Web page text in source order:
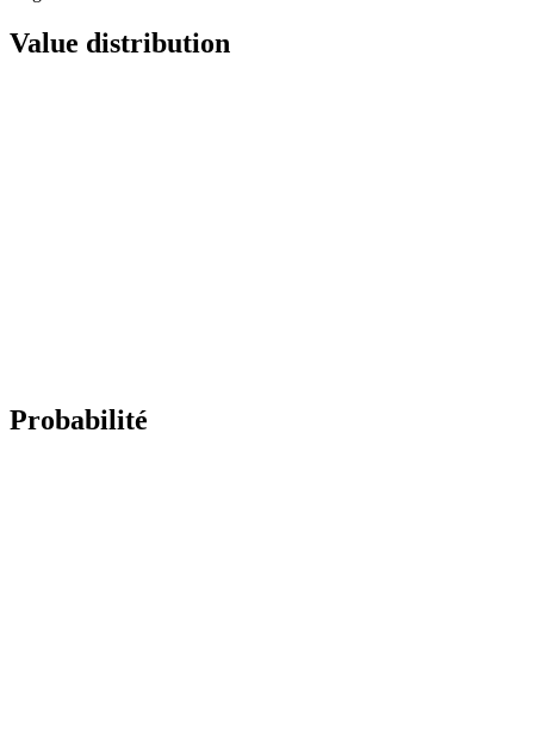
Value distribution
Probabilité